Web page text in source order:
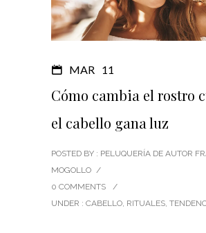
MAR 11
Cómo cambia el rostro
el cabello gana luz
POSTED BY : PELUQUERÍA DE AUTOR
MOGOLLO /
0 COMMENTS
/
UNDER : CABELLO, RITUALES,